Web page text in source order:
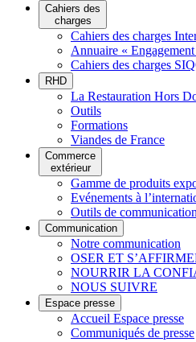
Cahiers des
charges
Cahiers des charges
Annuaire « Engagement
Cahiers des charges
RHD
La Restauration Hors
Outils
Formations
Viandes de France
Commerce
extérieur
Gamme de produits
Evénements à
Outils de
Communication
Notre communication
OSER ET
NOURRIR LA
NOUS SUIVRE
Espace presse
Accueil Espace presse
Communiqués de presse